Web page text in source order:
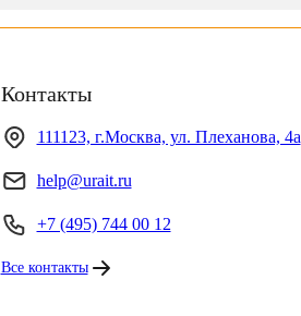
Контакты
111123, г.Москва, ул. Плеханова, 4а
help@urait.ru
+7 (495) 744 00 12
Все контакты